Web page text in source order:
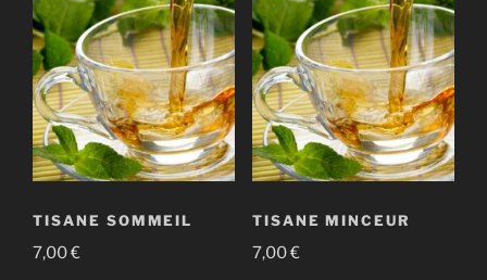
TISANE SOMMEIL
7,00€
TISANE MINCEUR
7,00€